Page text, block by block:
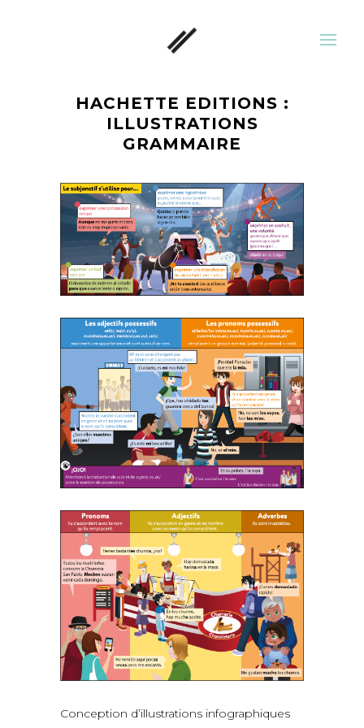
HACHETTE EDITIONS :
ILLUSTRATIONS
GRAMMAIRE
Conception d’illustrations infographiques